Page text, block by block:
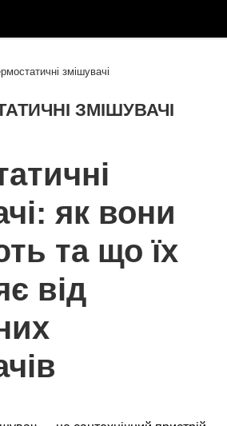
змішувачі
ЗМІШУВАЧІ
як вони
та що їх
від